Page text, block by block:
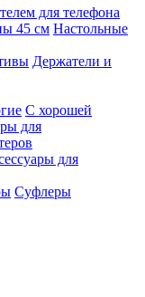
для телефона
45 см Настольные
Держатели и
С хорошей
для
для
Суфлеры